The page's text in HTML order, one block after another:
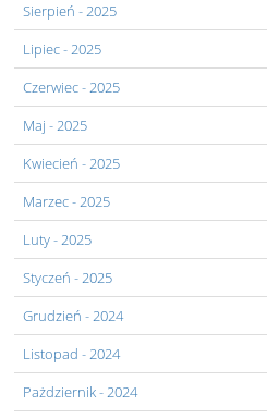
Sierpień - 2025
Lipiec- 2025
Czerwiec- 2025
Maj - 2025
Kwiecień - 2025
Marzec- 2025
Luty- 2025
Styczeń - 2025
Grudzień - 2024
Listopad - 2024
Pażdziernik- 2024